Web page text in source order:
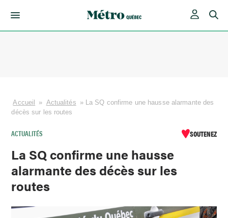
Accueil » Actualités » La SQ confirme une hausse alarmante des
décès sur les routes
ACTUALITÉS SOUTENEZ
La SQ confirme une hausse
alarmante des décès sur les
routes